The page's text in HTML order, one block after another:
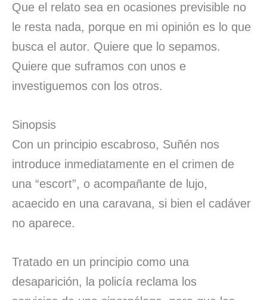
Que el relato sea en ocasiones previsible no
le resta nada, porque en mi opinión es lo que
busca el autor. Quiere que lo sepamos.
Quiere que suframos con unos e
investiguemos con los otros.
Sinopsis
Con un principio escabroso, Suñén nos
introduce inmediatamente en el crimen de
una “escort”, o acompañante de lujo,
acaecido en una caravana, si bien el cadáver
no aparece.
Tratado en un principio como una
desaparición, la policía reclama los